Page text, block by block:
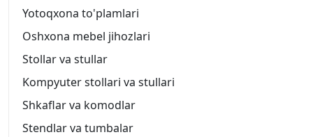
Yotoqxona to'plamlari
Oshxona mebel jihozlari
Stollar va stullar
Kompyuter stollari va stullari
Shkaflar va komodlar
Stendlar va tumbalar